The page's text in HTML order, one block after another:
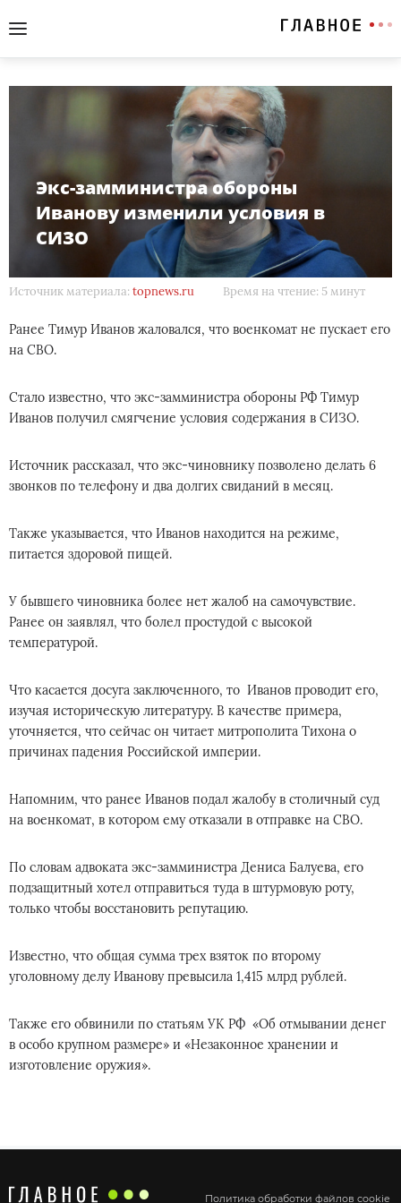
Экс-замминистра обороны
Иванову изменили условия в
СИЗО
Источник материала: topnews.ru Время на чтение: 5 минут
Ранее Тимур Иванов жаловался, что военкомат не пускает его
на СВО.
Стало известно, что экс-замминистра обороны РФ Тимур
Иванов получил смягчение условия содержания в СИЗО.
Источник рассказал, что экс-чиновнику позволено делать 6
звонков по телефону и два долгих свиданий в месяц.
Также указывается, что Иванов находится на режиме,
питается здоровой пищей.
У бывшего чиновника более нет жалоб на самочувствие.
Ранее он заявлял, что болел простудой с высокой
температурой.
Что касается досуга заключенного, то Иванов проводит его,
изучая историческую литературу. В качестве примера,
уточняется, что сейчас он читает митрополита Тихона о
причинах падения Российской империи.
Напомним, что ранее Иванов подал жалобу в столичный суд
на военкомат, в котором ему отказали в отправке на СВО.
По словам адвоката экс-замминистра Дениса Балуева, его
подзащитный хотел отправиться туда в штурмовую роту,
только чтобы восстановить репутацию.
Известно, что общая сумма трех взяток по второму
уголовному делу Иванову превысила 1,415 млрд рублей.
Также его обвинили по статьям УК РФ «Об отмывании денег
в особо крупном размере» и «Незаконное хранении и
изготовление оружия».
Политика обработки файлов cookie